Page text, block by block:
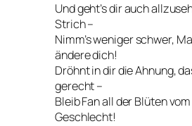
Und geht’s dir auch
Strich –
Nimm’s weniger schwer,
ändere dich!
Dröhnt in dir die Ahnung,
gerecht –
Bleib Fan all der Blüten
Geschlecht!